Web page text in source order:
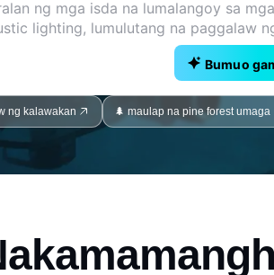
Bumuo
ng kalawakan 🌲 maulap na pine forest umaga